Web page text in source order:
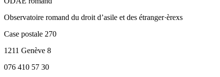
Observatoire romand du droit d’asile et des étranger·èrexs
Case postale 270
1211 Genève 8
076 410 57 30